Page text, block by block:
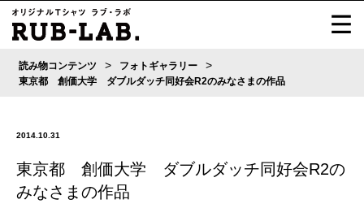
読み物コンテンツ > フォトギャラリー >
東京都 創価大学 ダブルダッチ同好会R2のみなさまの作品
2014.10.31
東京都 創価大学 ダブルダッチ同好会R2の
みなさまの作品